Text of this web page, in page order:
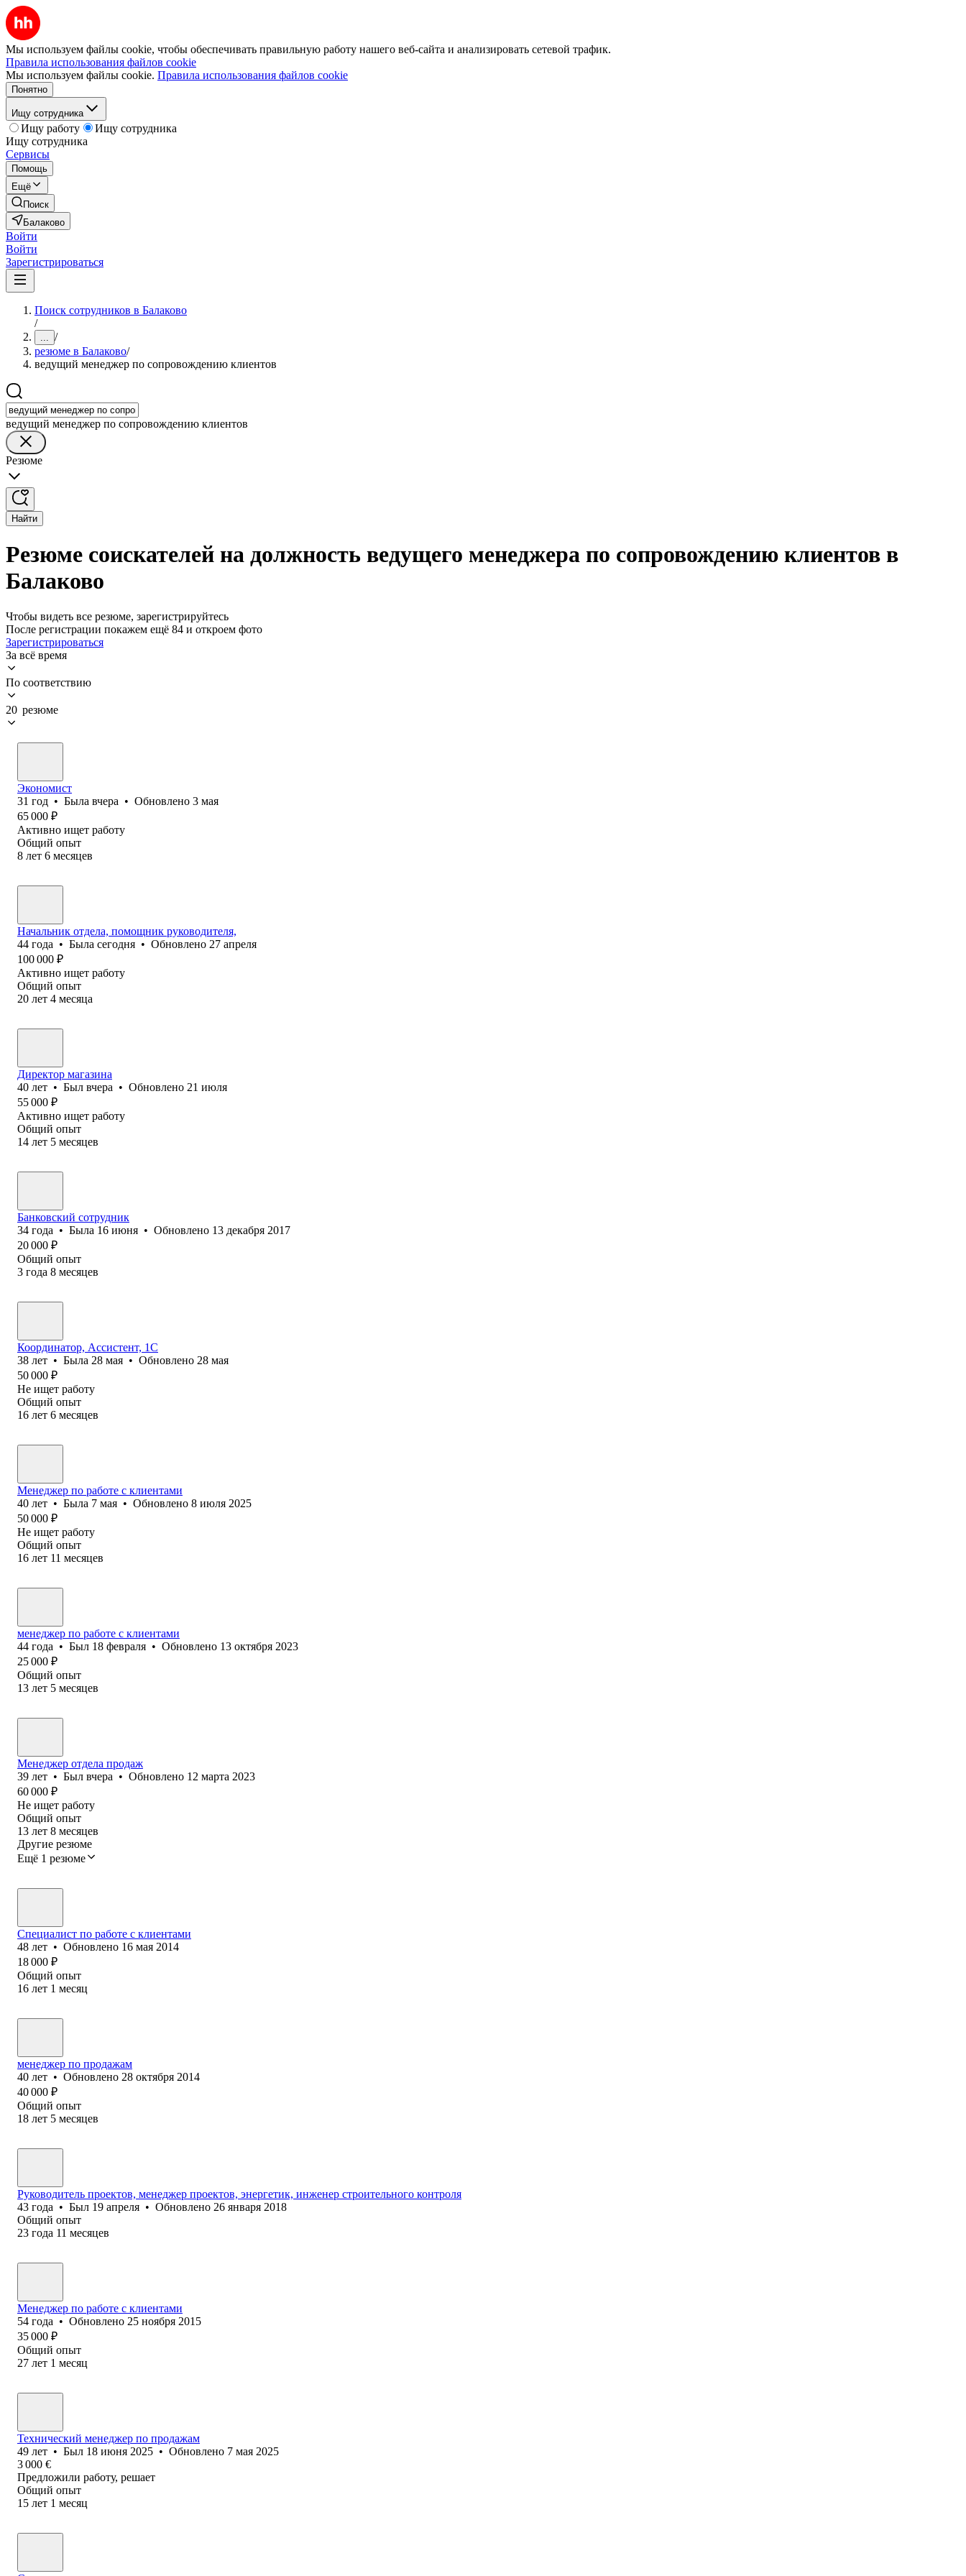
Мы используем файлы cookie, чтобы обеспечивать правильную работу нашего веб-сайта и анализировать сетевой трафик.
Правила использования файлов cookie
Мы используем файлы cookie. Правила использования файлов cookie
Понятно
Ищу сотрудника
Ищу работу
Ищу сотрудника
Ищу сотрудника
Сервисы
Помощь
Ещё
Поиск
Балаково
Войти
Войти
Зарегистрироваться
Поиск сотрудников в Балаково
/
... /
резюме в Балаково/
ведущий менеджер по сопровождению клиентов
ведущий менеджер по сопровождению клиентов
Резюме
Найти
Резюме соискателей на должность ведущего менеджера по сопровождению клиентов в
Балаково
Чтобы видеть все резюме, зарегистрируйтесь
После регистрации покажем ещё 84 и откроем фото
Зарегистрироваться
За всё время
По соответствию
20 резюме
Экономист
31 год • Была вчера • Обновлено 3 мая
65 000 ₽
Активно ищет работу
Общий опыт
8 лет 6 месяцев
Начальник отдела, помощник руководителя,
44 года • Была сегодня • Обновлено 27 апреля
100 000 ₽
Активно ищет работу
Общий опыт
20 лет 4 месяца
Директор магазина
40 лет • Был вчера • Обновлено 21 июля
55 000 ₽
Активно ищет работу
Общий опыт
14 лет 5 месяцев
Банковский сотрудник
34 года • Была 16 июня • Обновлено 13 декабря 2017
20 000 ₽
Общий опыт
3 года 8 месяцев
Координатор, Ассистент, 1С
38 лет • Была 28 мая • Обновлено 28 мая
50 000 ₽
Не ищет работу
Общий опыт
16 лет 6 месяцев
Менеджер по работе с клиентами
40 лет • Была 7 мая • Обновлено 8 июля 2025
50 000 ₽
Не ищет работу
Общий опыт
16 лет 11 месяцев
менеджер по работе с клиентами
44 года • Был 18 февраля • Обновлено 13 октября 2023
25 000 ₽
Общий опыт
13 лет 5 месяцев
Менеджер отдела продаж
39 лет • Был вчера • Обновлено 12 марта 2023
60 000 ₽
Не ищет работу
Общий опыт
13 лет 8 месяцев
Другие резюме
Ещё 1 резюме
Специалист по работе с клиентами
48 лет • Обновлено 16 мая 2014
18 000 ₽
Общий опыт
16 лет 1 месяц
менеджер по продажам
40 лет • Обновлено 28 октября 2014
40 000 ₽
Общий опыт
18 лет 5 месяцев
Руководитель проектов, менеджер проектов, энергетик, инженер строительного контроля
43 года • Был 19 апреля • Обновлено 26 января 2018
Общий опыт
23 года 11 месяцев
Менеджер по работе с клиентами
54 года • Обновлено 25 ноября 2015
35 000 ₽
Общий опыт
27 лет 1 месяц
Технический менеджер по продажам
49 лет • Был 18 июня 2025 • Обновлено 7 мая 2025
3 000 €
Предложили работу, решает
Общий опыт
15 лет 1 месяц